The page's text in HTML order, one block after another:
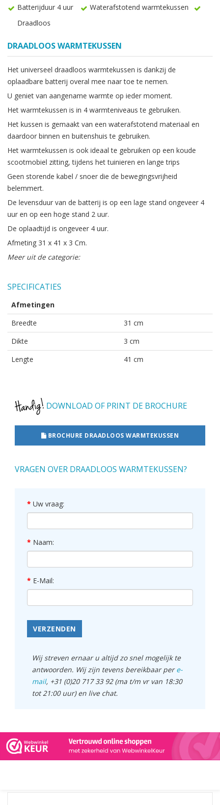
Batterijduur 4 uur
Waterafstotend warmtekussen
Draadloos
DRAADLOOS WARMTEKUSSEN
Het universeel draadloos warmtekussen is dankzij de
oplaadbare batterij overal mee naar toe te nemen.
U geniet van aangename warmte op ieder moment.
Het warmtekussen is in 4 warmteniveaus te gebruiken.
Het kussen is gemaakt van een waterafstotend materiaal en
daardoor binnen en buitenshuis te gebruiken.
Het warmtekussen is ook ideaal te gebruiken op een koude
scootmobiel zitting, tijdens het tuinieren en lange trips
Geen storende kabel / snoer die de bewegingsvrijheid
belemmert.
De levensduur van de batterij is op een lage stand ongeveer 4
uur en op een hoge stand 2 uur.
De oplaadtijd is ongeveer 4 uur.
Afmeting 31 x 41 x 3 Cm.
Meer uit de categorie:
SPECIFICATIES
Afmetingen
Breedte
31 cm
Dikte
3 cm
Lengte
41 cm
DOWNLOAD OF PRINT DE BROCHURE
BROCHURE DRAADLOOS WARMTEKUSSEN
VRAGEN OVER DRAADLOOS WARMTEKUSSEN?
Uw vraag:
Naam:
E-Mail:
VERZENDEN
Wij streven ernaar u altijd zo snel mogelijk te
antwoorden. Wij zijn tevens bereikbaar pere-
mail, +31 (0)20 717 33 92 (ma t/m vr van 18:30
tot 21:00 uur) en live chat.